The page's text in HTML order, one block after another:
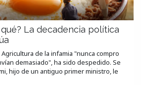
qué? La decadencia política
de la infamia "nunca compro
demasiado", ha sido despedido. Se
hijo de un antiguo primer ministro, le